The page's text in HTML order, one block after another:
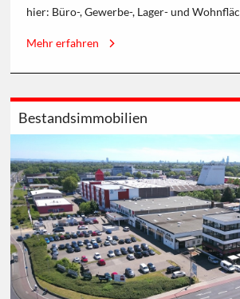
hier: Büro-, Gewerbe-, Lager- und
Mehr erfahren
Bestandsimmobilien